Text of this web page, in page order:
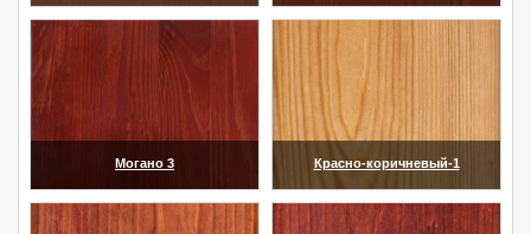
Могано 3 Красно-коричневый-1